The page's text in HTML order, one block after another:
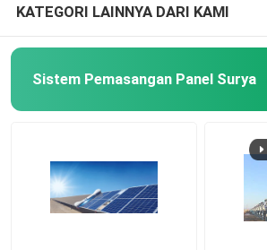
KATEGORI LAINNYA DARI KAMI
Sistem Pemasangan Panel Surya